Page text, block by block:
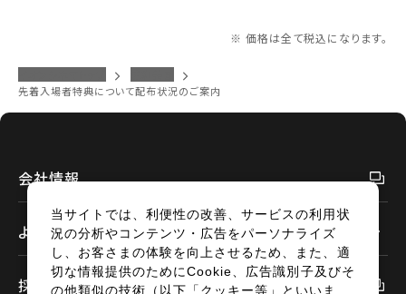
※ 価格は全て税込になります。
先着入場者特典について配布状況のご案内
会社情報
よくあるご質問
採用情報
当サイトでは、利便性の改善、サービスの利用状
況の分析やコンテンツ・広告をパーソナライズ
し、お客さまの体験を向上させるため、また、適
切な情報提供のためにCookie、広告識別子及びそ
の他類似の技術（以下「クッキー等」といいま